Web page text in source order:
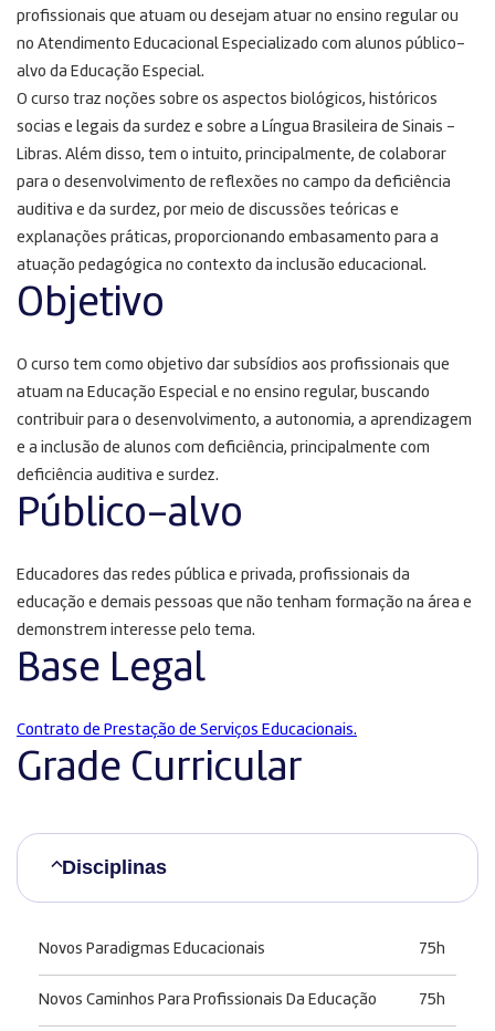
profissionais que atuam ou desejam atuar no ensino regular ou
no Atendimento Educacional Especializado com alunos público-
alvo da Educação Especial.
O curso traz noções sobre os aspectos biológicos, históricos
socias e legais da surdez e sobre a Língua Brasileira de Sinais –
Libras. Além disso, tem o intuito, principalmente, de colaborar
para o desenvolvimento de reflexões no campo da deficiência
auditiva e da surdez, por meio de discussões teóricas e
explanações práticas, proporcionando embasamento para a
atuação pedagógica no contexto da inclusão educacional.
Objetivo
O curso tem como objetivo dar subsídios aos profissionais que
atuam na Educação Especial e no ensino regular, buscando
contribuir para o desenvolvimento, a autonomia, a aprendizagem
e a inclusão de alunos com deficiência, principalmente com
deficiência auditiva e surdez.
Público-alvo
Educadores das redes pública e privada, profissionais da
educação e demais pessoas que não tenham formação na área e
demonstrem interesse pelo tema.
Base Legal
Contrato de Prestação de Serviços Educacionais.
Grade Curricular
Disciplinas
Novos Paradigmas Educacionais 75h
Novos Caminhos Para Profissionais Da Educação 75h